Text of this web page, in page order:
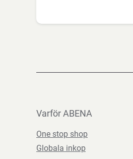
Varför ABENA
One stop shop
Globala inkop